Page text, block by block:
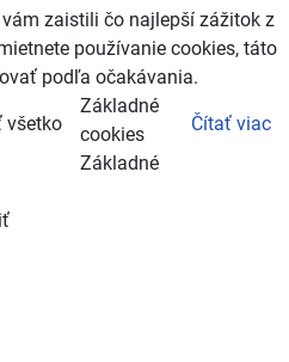
zaistili čo najlepší zážitok z
používanie cookies, táto
podľa očakávania.
všetko Čítať viac
Základné
cookies
Základné